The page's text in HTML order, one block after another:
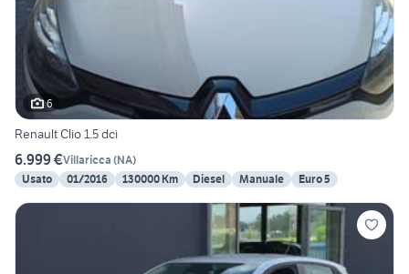
6
Renault Clio 1.5 dci
6.999 €Villaricca (NA)
Usato
01/2016 130000 Km Diesel Manuale Euro 5